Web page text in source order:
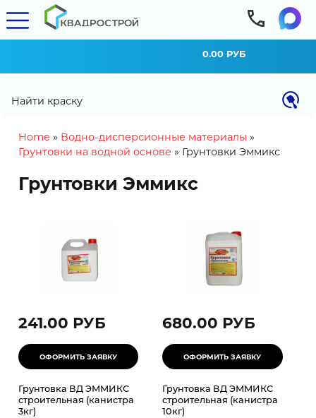
Найти краску
0.00 РУБ
You are here
Home » Водно-дисперсионные материалы »
Грунтовки на водной основе » Грунтовки Эммикс
Грунтовки Эммикс
241.00 РУБ
Грунтовка ВД ЭММИКС
строительная (канистра
3кг)
680.00 РУБ
Грунтовка ВД ЭММИКС
строительная (канистра
10кг)